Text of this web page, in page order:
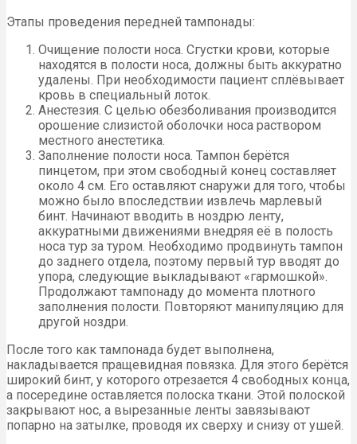
Этапы проведения передней тампонады:
Очищение полости носа. Сгустки крови, которые
находятся в полости носа, должны быть аккуратно
удалены. При необходимости пациент сплёвывает
кровь в специальный лоток.
Анестезия. С целью обезболивания производится
орошение слизистой оболочки носа раствором
местного анестетика.
Заполнение полости носа. Тампон берётся
пинцетом, при этом свободный конец составляет
около 4 см. Его оставляют снаружи для того, чтобы
можно было впоследствии извлечь марлевый
бинт. Начинают вводить в ноздрю ленту,
аккуратными движениями внедряя её в полость
носа тур за туром. Необходимо продвинуть тампон
до заднего отдела, поэтому первый тур вводят до
упора, следующие выкладывают «гармошкой».
Продолжают тампонаду до момента плотного
заполнения полости. Повторяют манипуляцию для
другой ноздри.
После того как тампонада будет выполнена,
накладывается пращевидная повязка. Для этого берётся
широкий бинт, у которого отрезается 4 свободных конца,
а посередине оставляется полоска ткани. Этой полоской
закрывают нос, а вырезанные ленты завязывают
попарно на затылке, проводя их сверху и снизу от ушей.